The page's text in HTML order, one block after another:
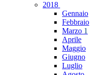
2018
Gennaio
Febbraio
Marzo 1
Aprile
Maggio
Giugno
Luglio